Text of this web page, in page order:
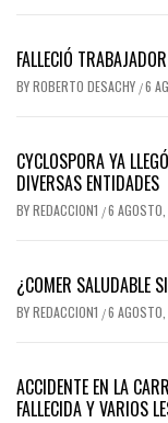
FALLECIÓ
BYROBERTO DESACHY /6
CYCLOSPORA YA
DIVERSAS ENTIDADES
BYREDACCION1 /6
¿COMER SALUDABLE
BYREDACCION1 /6
ACCIDENTE EN LA
FALLECIDA Y VARIOS